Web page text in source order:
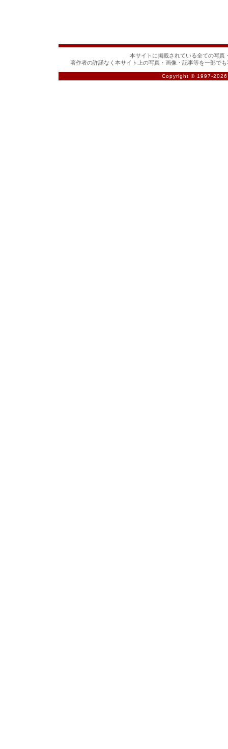
本サイトに掲載されている全ての写真
著作者の許諾なく本サイト上の写真・画像・記事等を一部で
Copyright © 1997-